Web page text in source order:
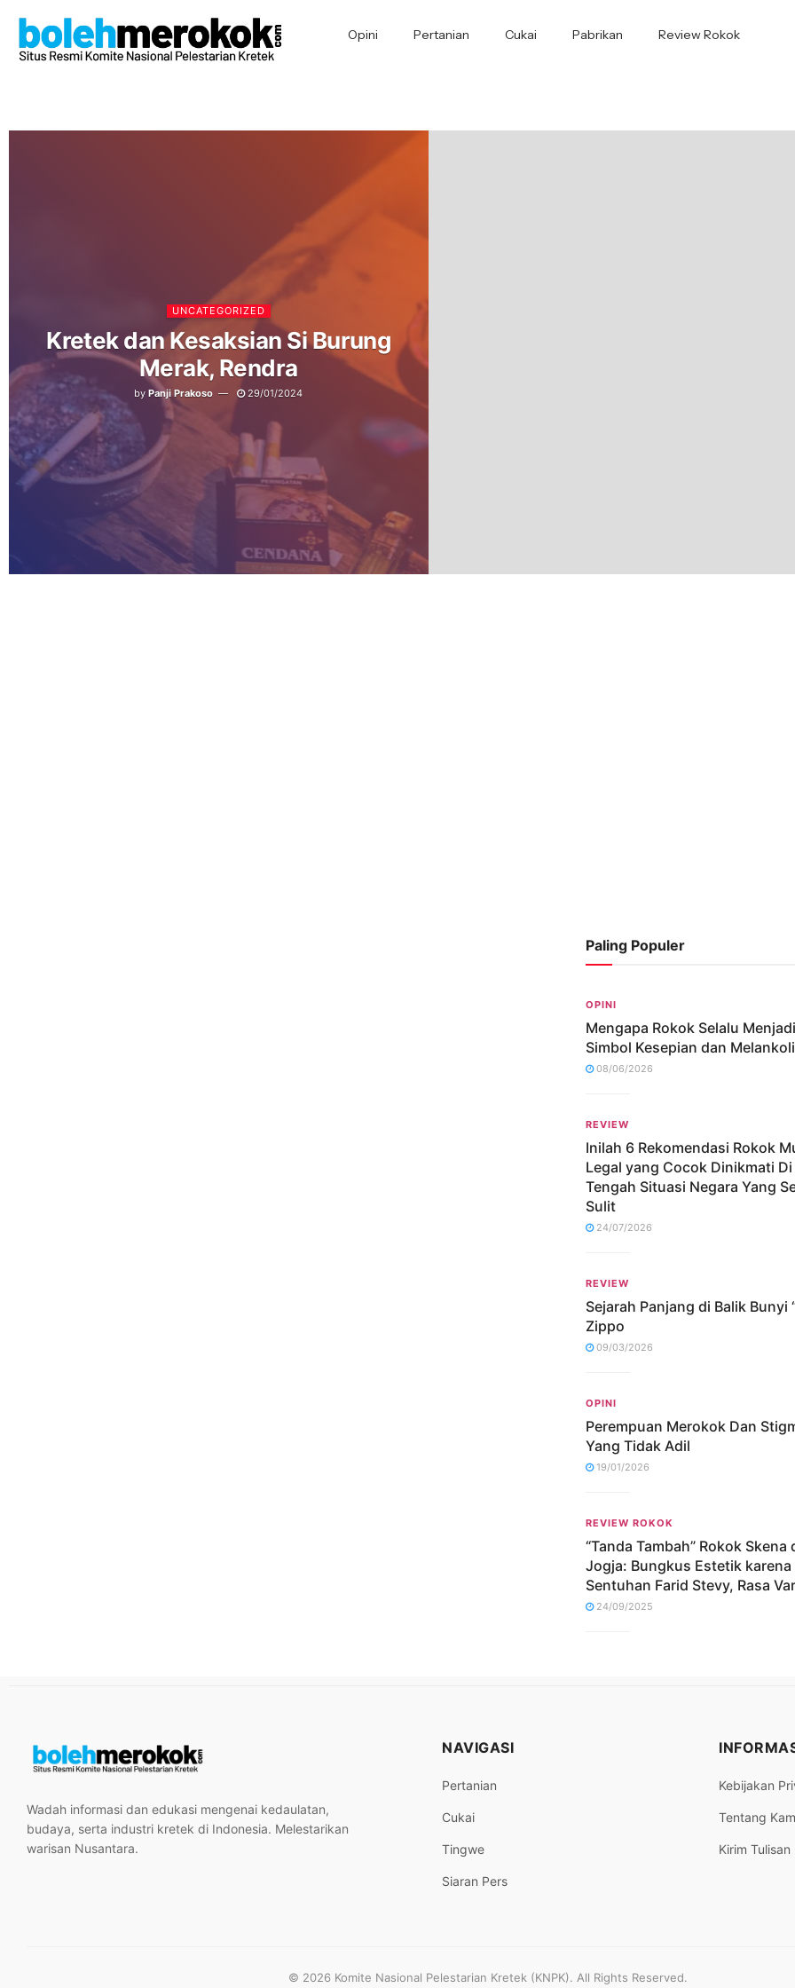
Opini Pertanian Cukai Pabrikan Review Rokok
UNCATEGORIZED
Kretek dan Kesaksian Si Burung
Merak, Rendra
by Panji Prakoso 29/01/2024
Paling Populer
OPINI
Mengapa Rokok Selalu Menjadi
Simbol Kesepian dan
08/06/2026
REVIEW
Inilah 6 Rekomendasi Rokok
Legal yang Cocok Dinikmati Di
Tengah Situasi Negara Yang
Sulit
24/07/2026
REVIEW
Sejarah Panjang di Balik Bunyi
Zippo
09/03/2026
OPINI
Perempuan Merokok Dan
Yang Tidak Adil
19/01/2026
REVIEW ROKOK
“Tanda Tambah” Rokok Skena
Jogja: Bungkus Estetik karena
Sentuhan Farid Stevy, Rasa
24/09/2025
Wadah informasi dan edukasi mengenai kedaulatan,
budaya, serta industri kretek di Indonesia. Melestarikan
warisan Nusantara.
NAVIGASI
Pertanian
Cukai
Tingwe
Siaran Pers
Kebijakan
Tentang
Kirim Tulisan
© 2026 Komite Nasional Pelestarian Kretek (KNPK). All Rights Reserved.